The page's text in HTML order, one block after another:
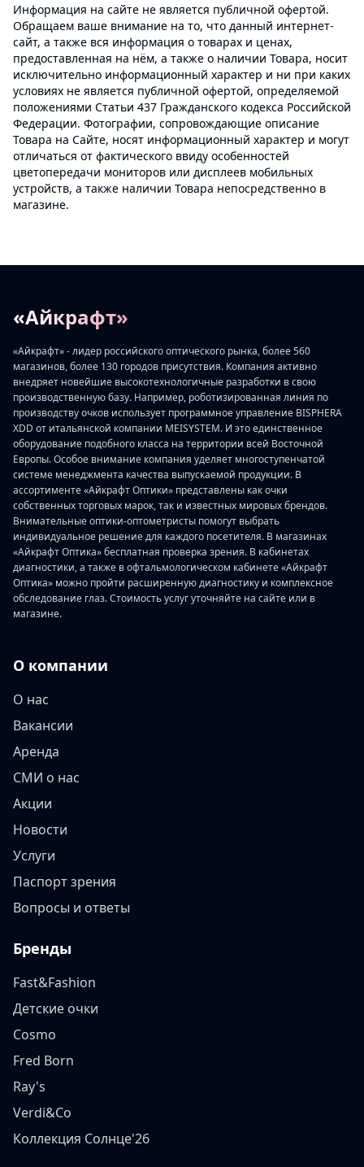
Информация на сайте не является публичной офертой.
Обращаем ваше внимание на то, что данный интернет-
сайт, а также вся информация о товарах и ценах,
предоставленная на нём, а также о наличии Товара, носит
исключительно информационный характер и ни при каких
условиях не является публичной офертой, определяемой
положениями Статьи 437 Гражданского кодекса Российской
Федерации. Фотографии, сопровождающие описание
Товара на Сайте, носят информационный характер и могут
отличаться от фактического ввиду особенностей
цветопередачи мониторов или дисплеев мобильных
устройств, а также наличии Товара непосредственно в
магазине.
«Айкрафт»
«Айкрафт» - лидер российского оптического рынка, более 560
магазинов, более 130 городов присутствия. Компания активно
внедряет новейшие высокотехнологичные разработки в свою
производственную базу. Например, роботизированная линия по
производству очков использует программное управление BISPHERA
XDD от итальянской компании MEISYSTEM. И это единственное
оборудование подобного класса на территории всей Восточной
Европы. Особое внимание компания уделяет многоступенчатой
системе менеджмента качества выпускаемой продукции. В
ассортименте «Айкрафт Оптики» представлены как очки
собственных торговых марок, так и известных мировых брендов.
Внимательные оптики-оптометристы помогут выбрать
индивидуальное решение для каждого посетителя. В магазинах
«Айкрафт Оптика» бесплатная проверка зрения. В кабинетах
диагностики, а также в офтальмологическом кабинете «Айкрафт
Оптика» можно пройти расширенную диагностику и комплексное
обследование глаз. Стоимость услуг уточняйте на сайте или в
магазине.
О компании
О нас
Вакансии
Аренда
СМИ о нас
Акции
Новости
Услуги
Паспорт зрения
Вопросы и ответы
Бренды
Fast&Fashion
Детские очки
Cosmo
Fred Born
Ray's
Verdi&Co
Коллекция Солнце'26